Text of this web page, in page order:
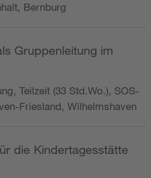
Bernburg
Gruppenleitung im
Teilzeit (33 Std.Wo.), SOS-
Friesland, Wilhelmshaven
die Kindertagesstätte